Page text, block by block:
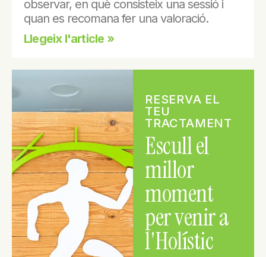
observar, en què consisteix una sessió i
quan es recomana fer una valoració.
Llegeix l'article »
RESERVA EL
TEU
TRACTAMENT
Escull el
millor
moment
per venir a
l'Holístic